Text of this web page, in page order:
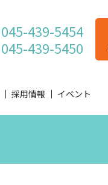
採用情報 イベント
045-439-5454
045-439-5450